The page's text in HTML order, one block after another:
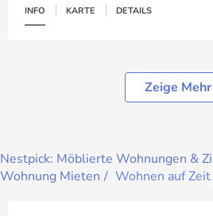
INFO KARTE DETAILS
Zeige Mehr
Nestpick: Möblierte Wohnungen &
Wohnung Mieten
Wohnen auf